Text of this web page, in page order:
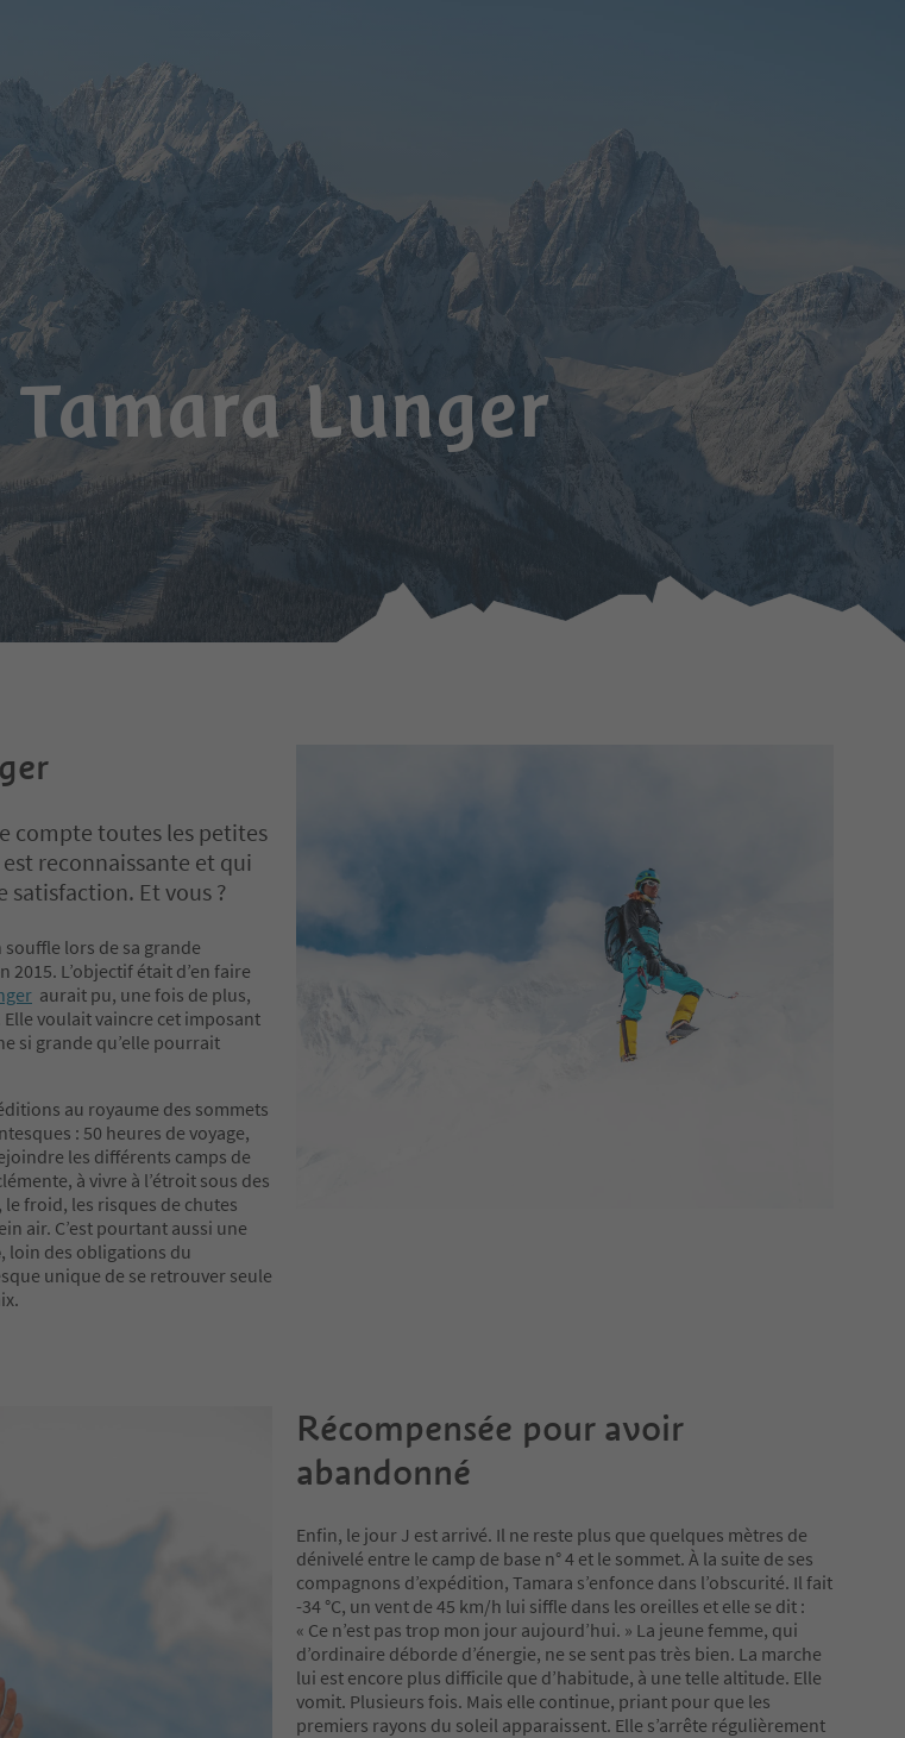
Tamara Lunger
compte toutes les petites
reconnaissante et qui
Et vous ?
lors de sa grande
2015. L’objectif était d’en faire
aurait pu, une fois de plus,
voulait vaincre cet imposant
si grande qu’elle pourrait
au royaume des sommets
: 50 heures de voyage,
les différents camps de
à vivre à l’étroit sous des
froid, les risques de chutes
air. C’est pourtant aussi une
, loin des obligations du
unique de se retrouver seule
Récompensée pour avoir
abandonné
Enfin, le jour J est arrivé. Il ne reste plus que quelques mètres de
dénivelé entre le camp de base n° 4 et le sommet. À la suite de ses
compagnons d’expédition, Tamara s’enfonce dans l’obscurité. Il fait
-34 °C, un vent de 45 km/h lui siffle dans les oreilles et elle se dit :
« Ce n’est pas trop mon jour aujourd’hui. » La jeune femme, qui
d’ordinaire déborde d’énergie, ne se sent pas très bien. La marche
lui est encore plus difficile que d’habitude, à une telle altitude. Elle
vomit. Plusieurs fois. Mais elle continue, priant pour que les
premiers rayons du soleil apparaissent. Elle s’arrête régulièrement